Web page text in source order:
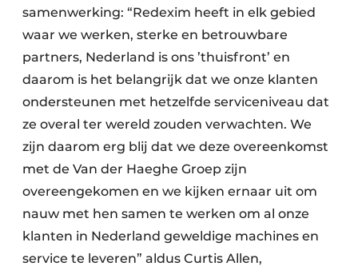
samenwerking: “Redexim heeft in elk gebied
waar we werken, sterke en betrouwbare
partners, Nederland is ons ’thuisfront’ en
daarom is het belangrijk dat we onze klanten
ondersteunen met hetzelfde serviceniveau dat
ze overal ter wereld zouden verwachten. We
zijn daarom erg blij dat we deze overeenkomst
met de Van der Haeghe Groep zijn
overeengekomen en we kijken ernaar uit om
nauw met hen samen te werken om al onze
klanten in Nederland geweldige machines en
service te leveren” aldus Curtis Allen,